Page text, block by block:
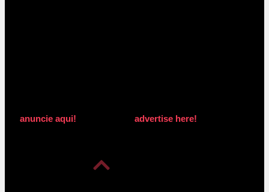
anuncie aqui! advertise here!